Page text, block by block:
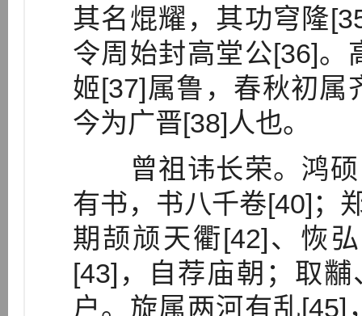
其名焜耀，其功穹隆
令周始封高堂公[36]。
姬[37]属鲁，春秋初属
今为广晋[38]人也。
曾祖讳长荣。鸿硕
有书，书八千卷[40]；
期颉颃天衢[42]、恢
[43]，自荐庙朝；取
户。旋属两河有乱